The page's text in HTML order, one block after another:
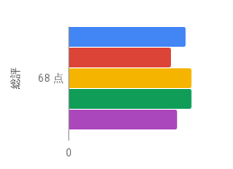
0
68 点
総評